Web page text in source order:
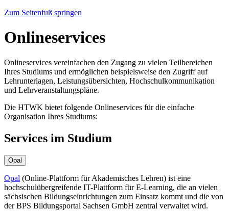
Zum Seitenfuß springen
Onlineservices
Onlineservices vereinfachen den Zugang zu vielen Teilbereichen
Ihres Studiums und ermöglichen beispielsweise den Zugriff auf
Lehrunterlagen, Leistungsübersichten, Hochschulkommunikation
und Lehrveranstaltungspläne.
Die HTWK bietet folgende Onlineservices für die einfache
Organisation Ihres Studiums:
Services im Studium
Opal
Opal (Online-Plattform für Akademisches Lehren) ist eine
hochschulübergreifende IT-Plattform für E-Learning, die an vielen
sächsischen Bildungseinrichtungen zum Einsatz kommt und die von
der BPS Bildungsportal Sachsen GmbH zentral verwaltet wird.